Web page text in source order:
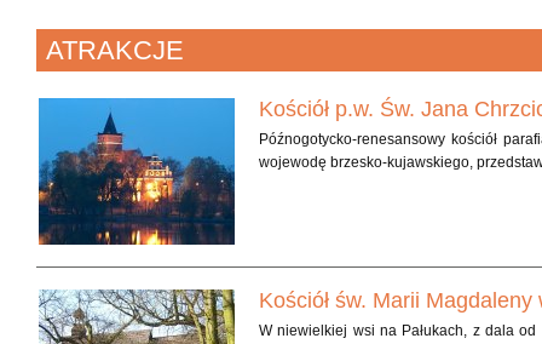
ATRAKCJE
Kościół p.w. Św. Jana
Późnogotycko-renesansowy kościół
wojewodę brzesko-kujawskiego,
Kościół św. Marii
W niewielkiej wsi na Pałukach, z dala